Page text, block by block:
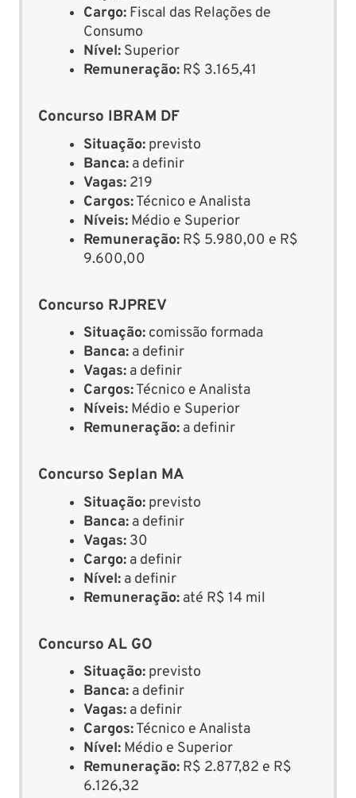
Cargo: Fiscal das Relações de
Consumo
Nível: Superior
Remuneração: R$ 3.165,41
Concurso IBRAM DF
Situação: previsto
Banca: a definir
Vagas: 219
Cargos:Técnico e Analista
Níveis: Médio e Superior
Remuneração: R$ 5.980,00 e R$
9.600,00
Concurso RJPREV
Situação: comissão formada
Banca: a definir
Vagas: a definir
Cargos:Técnico e Analista
Níveis: Médio e Superior
Remuneração: a definir
Concurso Seplan MA
Situação: previsto
Banca: a definir
Vagas: 30
Cargo: a definir
Nível: a definir
Remuneração: até R$ 14 mil
Concurso AL GO
Situação: previsto
Banca: a definir
Vagas: a definir
Cargos:Técnico e Analista
Nível: Médio e Superior
Remuneração: R$ 2.877,82 e R$
6.126,32